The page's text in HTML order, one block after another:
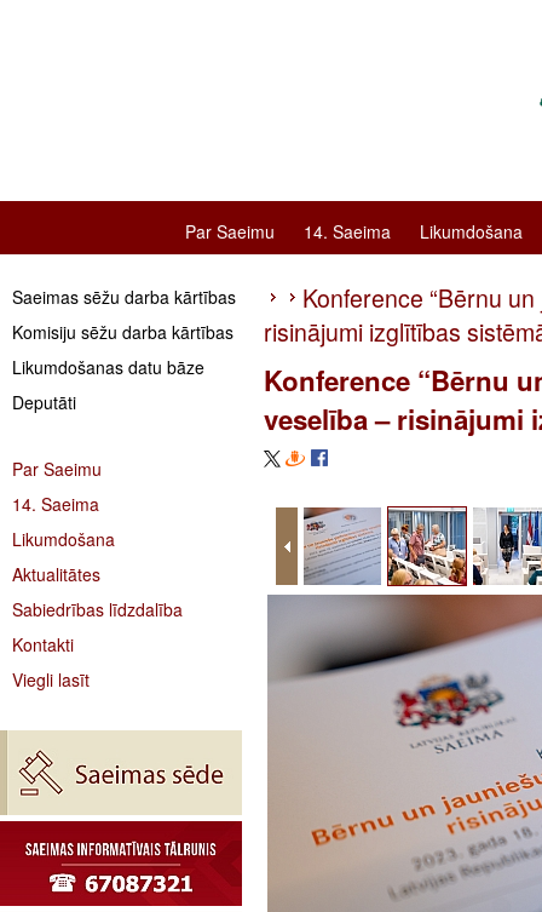
Par Saeimu 14. Saeima Likumdošana
Saeimas sēžu darba kārtības
Komisiju sēžu darba kārtības
Likumdošanas datu bāze
Deputāti
Par Saeimu
14. Saeima
Likumdošana
Aktualitātes
Sabiedrības līdzdalība
Kontakti
Viegli lasīt
Konference “Bērnu
risinājumi izglītības
Konference “Bērnu
veselība – risinājumi